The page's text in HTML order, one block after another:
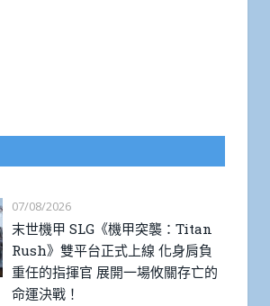
07/08/2026
末世機甲 SLG《機甲突襲：Titan
Rush》雙平台正式上線 化身肩負
重任的指揮官 展開一場攸關存亡的
命運決戰！